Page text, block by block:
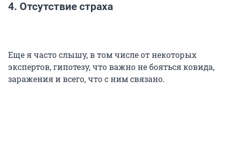
4. Отсутствие страха
Еще я часто слышу, в том числе от некоторых
экспертов, гипотезу, что важно не бояться ковида,
заражения и всего, что с ним связано.